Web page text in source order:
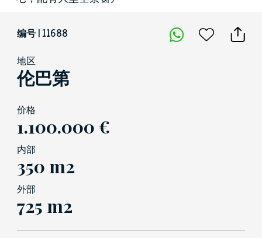
编号 | 11688
地区
伦巴第
价格
1.100.000 €
内部
350 m2
外部
725 m2